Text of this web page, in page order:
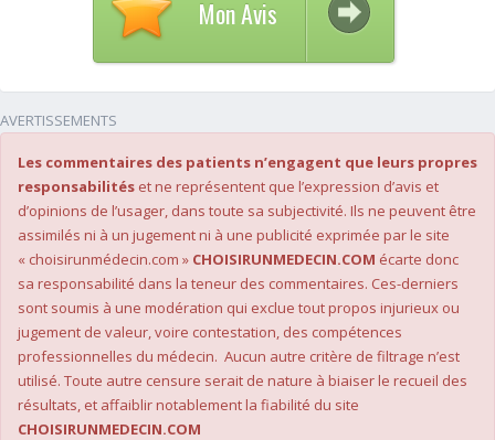
Mon Avis
AVERTISSEMENTS
Les commentaires des patients n’engagent que leurs propres
responsabilités et ne représentent que l’expression d’avis et
d’opinions de l’usager, dans toute sa subjectivité. Ils ne peuvent être
assimilés ni à un jugement ni à une publicité exprimée par le site
« choisirunmédecin.com » CHOISIRUNMEDECIN.COM écarte donc
sa responsabilité dans la teneur des commentaires. Ces-derniers
sont soumis à une modération qui exclue tout propos injurieux ou
jugement de valeur, voire contestation, des compétences
professionnelles du médecin. Aucun autre critère de filtrage n’est
utilisé. Toute autre censure serait de nature à biaiser le recueil des
résultats, et affaiblir notablement la fiabilité du site
CHOISIRUNMEDECIN.COM